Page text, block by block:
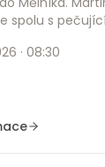
spolu s
pro 8
etapu
promítání
· 08:30